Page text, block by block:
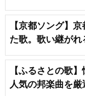
【京都ソング】
た歌。歌い継が
【ふるさとの歌
人気の邦楽曲を厳